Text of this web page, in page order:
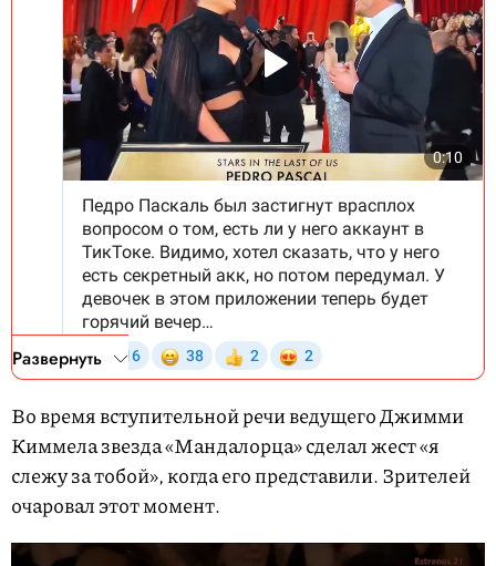
Развернуть
Во время вступительной речи ведущего Джимми
Киммела звезда «Мандалорца» сделал жест «я
слежу за тобой», когда его представили. Зрителей
очаровал этот момент.